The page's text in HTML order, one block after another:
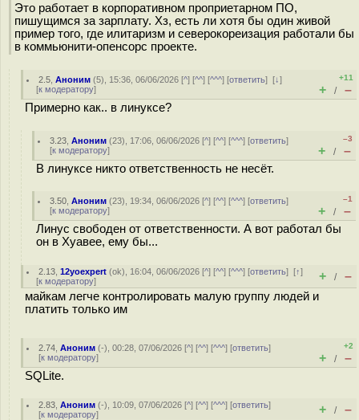
Это работает в корпоративном проприетарном ПО,
пишущимся за зарплату. Хз, есть ли хотя бы один живой
пример того, где илитаризм и северокореизация работали бы
в коммьюнити-опенсорс проекте.
2.5 ,Аноним (5), 15:36, 06/06/2026 [^] [^^] [^^^] [ответить][↓]
[к модератору]
+11
+ / –
Примерно как.. в линуксе?
3.23 ,Аноним (23), 17:06, 06/06/2026 [^] [^^] [^^^] [ответить]
[к модератору]
–3
+ / –
В линуксе никто ответственность не несёт.
3.50 ,Аноним (23), 19:34, 06/06/2026 [^] [^^] [^^^] [ответить]
[к модератору]
–1
+ / –
Линус свободен от ответственности. А вот работал бы
он в Хуавее, ему бы...
2.13 ,12yoexpert (ok), 16:04, 06/06/2026 [^] [^^] [^^^] [ответить][↑]
[к модератору] + / –
майкам легче контролировать малую группу людей и
платить только им
2.74 ,Аноним (-), 00:28, 07/06/2026 [^] [^^] [^^^] [ответить]
[к модератору]
+2
+ / –
SQLite.
2.83 ,Аноним (-), 10:09, 07/06/2026 [^] [^^] [^^^] [ответить]
[к модератору] + / –